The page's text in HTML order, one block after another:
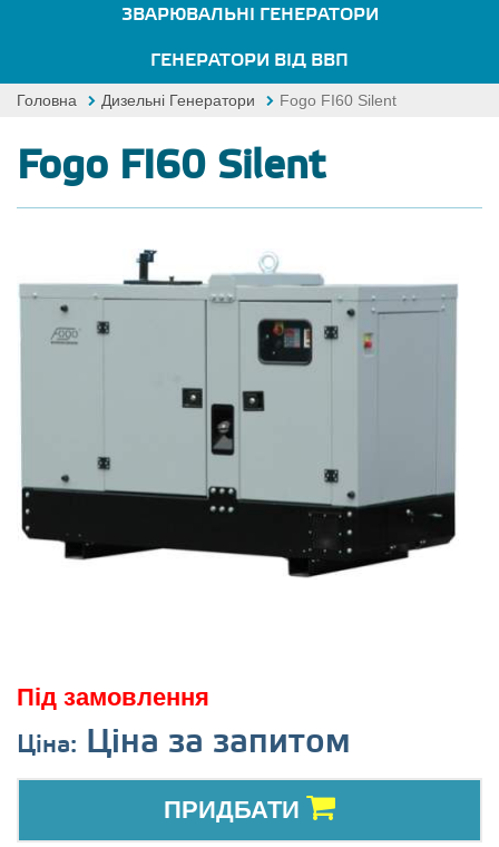
ЗВАРЮВАЛЬНІ ГЕНЕРАТОРИ
ГЕНЕРАТОРИ ВІД ВВП
Головна Дизельні Генератори Fogo FI60 Silent
Fogo FI60 Silent
Під замовлення
Ціна: Ціна за запитом
ПРИДБАТИ